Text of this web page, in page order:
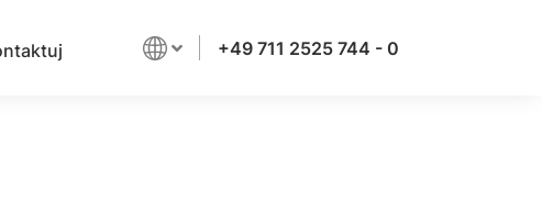
+49 711 2525 744 - 0